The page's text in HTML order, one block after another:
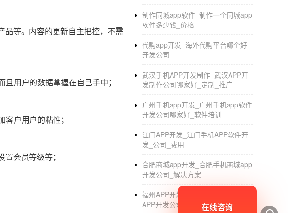
品等。内容的更新自主把控，不需
用户的数据掌握在自己手中；
户用户的粘性；
会员等级等；
制作同城app软件_制作一个同城app
软件多少钱_价格
代购app开发_海外代购平台哪个好_
开发公司
武汉手机APP开发制作_武汉APP开
发制作公司哪家好_定制_推广
广州手机app开发_广州手机app软件
开发公司哪家好_软件培训
江门APP开发_江门手机APP软件开
发_公司_费用
合肥商城app开发_合肥手机商城app
开发公司_解决方案
福州APP开发定制外包公司_福州
APP开发公司_定制_排名_外包
在线咨询